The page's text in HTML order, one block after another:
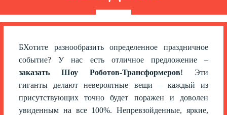
БХотите разнообразить определенное праздничное
событие? У нас есть отличное предложение –
заказать Шоу Роботов-Трансформеров! Эти
гиганты делают невероятные вещи – каждый из
присутствующих точно будет поражен и доволен
увиденным на все 100%. Непревзойденные, яркие,